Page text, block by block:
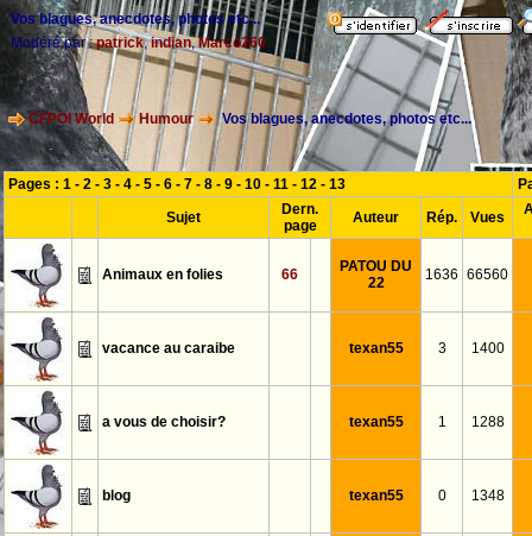
Vos blagues, anecdotes, photos etc...
Modéré par :patrick,indian,Marco260
CFPOI World Humour Vos blagues, anecdotes, photos etc...
Pages : 1 - 2 - 3 - 4 - 5 - 6 - 7 - 8 - 9 - 10 - 11 - 12 - 13
Sujet
Dern.
page
Auteur Rép. Vues
Animaux en folies 66
PATOU DU
22
1636 66560
vacance au caraibe texan55 3 1400
a vous de choisir? texan55 1 1288
blog texan55 0 1348